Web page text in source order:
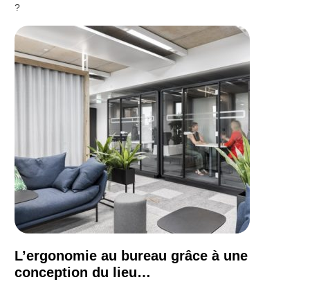
?
L’ergonomie au bureau grâce à une
conception du lieu…